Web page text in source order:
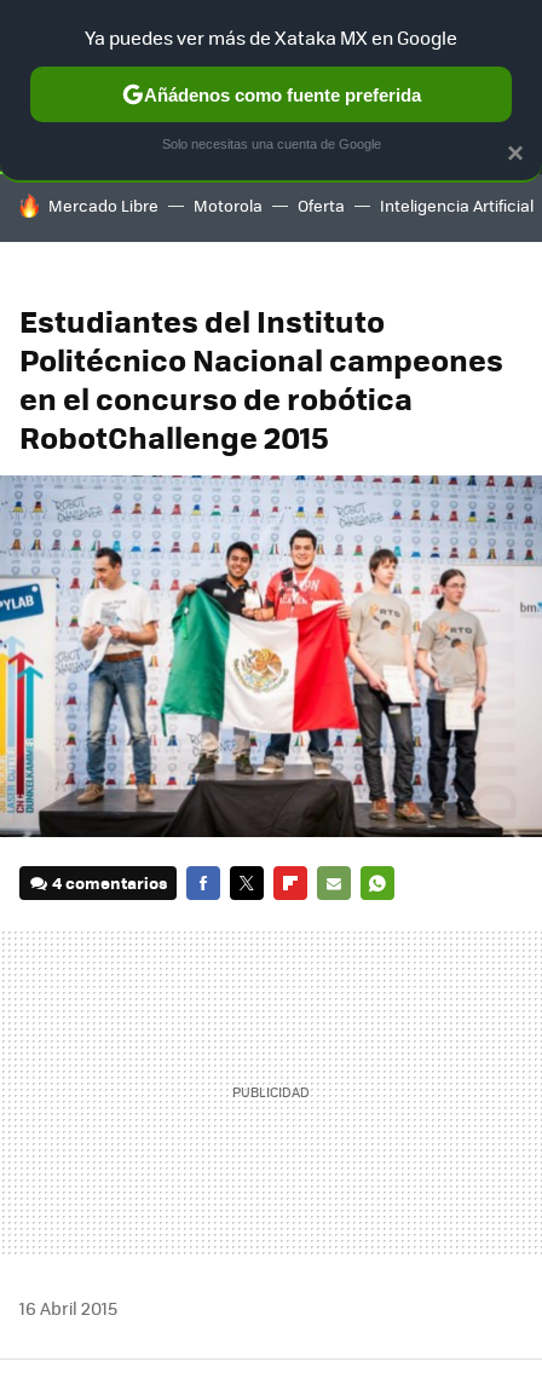
SELECCIÓN GAMING HOME AUTO TERRITORIO
HOY SE HABLA DE
Mercado Libre Motorola Oferta Inteligencia Artificial
Estudiantes del Instituto
Politécnico Nacional campeones
en el concurso de robótica
RobotChallenge 2015
4 comentarios
MAIL
16 Abril 2015
×
Ya puedes ver más de Xataka MX en Google
Añádenos como fuente preferida
Solo necesitas una cuenta de Google